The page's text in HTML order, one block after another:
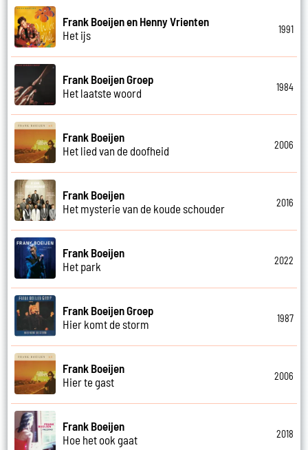
Frank Boeijen en Henny Vrienten
Het ijs
1991
Frank Boeijen Groep
Het laatste woord
1984
Frank Boeijen
Het lied van de doofheid
2006
Frank Boeijen
Het mysterie van de koude schouder
2016
Frank Boeijen
Het park
2022
Frank Boeijen Groep
Hier komt de storm
1987
Frank Boeijen
Hier te gast
2006
Frank Boeijen
Hoe het ook gaat
2018